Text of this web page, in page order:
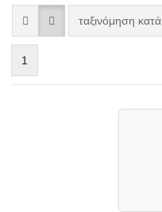
ταξινόμηση κατά
ταξινόμηση κατά
1